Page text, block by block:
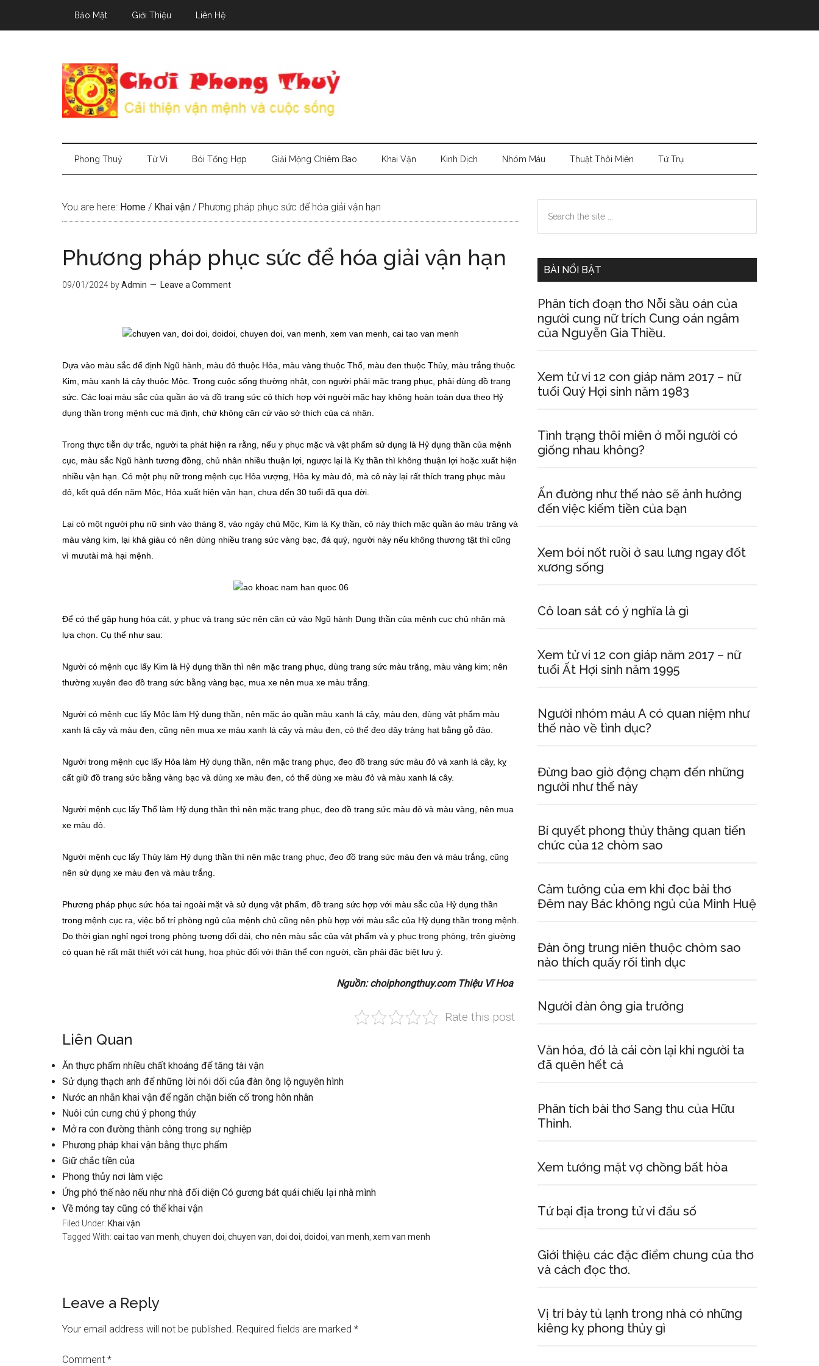
Bảo Mật Giới Thiệu Liên Hệ
Phong Thuỷ Tử Vi Bói Tổng Hợp Giải Mộng Chiêm Bao Khai Vận Kinh Dịch Nhóm Máu Thuật Thôi Miên Tứ Trụ
You are here: Home / Khai vận / Phương pháp phục sức để hóa giải vận hạn
Phương pháp phục sức để hóa giải vận hạn
09/01/2024 byAdmin Leave a Comment
Dựa vào màu sắc để định Ngũ hành, màu đỏ thuộc Hỏa, màu vàng thuộc Thổ, màu đen thuộc Thủy, màu trắng thuộc
Kim, màu xanh lá cây thuộc Mộc. Trong cuộc sống thường nhật, con người phải mặc trang phục, phải dùng đồ trang
sức. Các loại màu sắc của quần áo và đồ trang sức có thích hợp với người mặc hay không hoàn toàn dựa theo Hỷ
dụng thần trong mệnh cục mà định, chứ không căn cứ vào sở thích của cá nhân.
Trong thực tiễn dự trắc, người ta phát hiện ra rằng, nếu y phục mặc và vật phẩm sử dụng là Hỷ dụng thần của mệnh
cục, màu sắc Ngũ hành tương đồng, chủ nhân nhiều thuận lợi, ngược lại là Kỵ thần thì không thuận lợi hoặc xuất hiện
nhiều vận hạn. Có một phụ nữ trong mệnh cục Hỏa vượng, Hỏa kỵ màu đỏ, mà cô này lại rất thích trang phục màu
đỏ, kết quả đến năm Mộc, Hỏa xuất hiện vận hạn, chưa đến 30 tuổi đã qua đời.
Lại có một người phụ nữ sinh vào tháng 8, vào ngày chủ Mộc, Kim là Kỵ thần, cô này thích mặc quần áo màu trăng và
màu vàng kim, lại khá giàu có nên dùng nhiều trang sức vàng bạc, đá quý, người này nếu không thương tật thì cũng
vì mưutài mà hại mệnh.
Để có thể gặp hung hóa cát, y phục và trang sức nên căn cứ vào Ngũ hành Dụng thần của mệnh cục chủ nhân mà
lựa chọn. Cụ thể như sau:
Người có mệnh cục lấy Kim là Hỷ dụng thần thì nên mặc trang phục, dùng trang sức màu trăng, màu vàng kim; nên
thường xuyên đeo đồ trang sức bằng vàng bạc, mua xe nên mua xe màu trắng.
Người có mệnh cục lấy Mộc làm Hỷ dụng thần, nên mặc áo quần màu xanh lá cây, màu đen, dùng vật phẩm màu
xanh lá cây và màu đen, cũng nên mua xe màu xanh lá cây và màu đen, có thể đeo dây tràng hạt bằng gỗ đào.
Người trong mệnh cục lấy Hỏa làm Hỷ dụng thần, nên mặc trang phục, đeo đồ trang sức màu đỏ và xanh lá cây, kỵ
cất giữ đồ trang sức bằng vàng bạc và dùng xe màu đen, có thể dùng xe màu đỏ và màu xanh lá cây.
Người mệnh cục lấy Thổ làm Hỷ dụng thần thì nên mặc trang phục, đeo đồ trang sức màu đỏ và màu vàng, nên mua
xe màu đỏ.
Người mệnh cục lấy Thủy làm Hỷ dụng thần thì nên mặc trang phục, đeo đồ trang sức màu đen và màu trắng, cũng
nên sử dụng xe màu đen và màu trắng.
Phương pháp phục sức hóa tai ngoài mặt và sử dụng vật phẩm, đồ trang sức hợp với màu sắc của Hỷ dụng thần
trong mệnh cục ra, việc bố trí phòng ngủ của mệnh chủ cũng nên phù hợp với màu sắc của Hỷ dụng thần trong mệnh.
Do thời gian nghỉ ngơi trong phòng tương đối dài, cho nên màu sắc của vật phẩm và y phục trong phòng, trên giường
có quan hệ rất mật thiết với cát hung, họa phúc đối với thân thể con người, cần phải đặc biệt lưu ý.
Nguồn: choiphongthuy.com Thiệu Vĩ Hoa
Rate this post
Liên Quan
Ăn thực phẩm nhiều chất khoáng để tăng tài vận
Sử dụng thạch anh để những lời nói dối của đàn ông lộ nguyên hình
Nước an nhẫn khai vận để ngăn chặn biến cố trong hôn nhân
Nuôi cún cưng chú ý phong thủy
Mở ra con đường thành công trong sự nghiệp
Phương pháp khai vận bằng thực phẩm
Giữ chắc tiền của
Phong thủy nơi làm việc
Ứng phó thế nào nếu như nhà đối diện Có gương bát quái chiếu lại nhà mình
Về móng tay cũng có thể khai vận
Filed Under: Khai vận
Tagged With: cai tao van menh chuyen doi chuyen van doi doi doidoi van menh xem van menh
Reader
Interactions
Leave a Reply
Your email address will not be published. Required fields are marked *
Comment *
Primary
Sidebar
the
BÀI NỔI BẬT
Phân tích đoạn thơ Nỗi sầu oán của
người cung nữ trích Cung oán ngâm
của Nguyễn Gia Thiều.
Xem tử vi 12 con giáp năm 2017 – nữ
tuổi Quý Hợi sinh năm 1983
Tình trạng thôi miên ở mỗi người có
giống nhau không?
Ấn đường như thế nào sẽ ảnh hưởng
đến việc kiếm tiền của bạn
Xem bói nốt ruồi ở sau lưng ngay đốt
xương sống
Cô loan sát có ý nghĩa là gì
Xem tử vi 12 con giáp năm 2017 – nữ
tuổi Ất Hợi sinh năm 1995
Người nhóm máu A có quan niệm như
thế nào về tình dục?
Đừng bao giờ động chạm đến những
người như thế này
Bí quyết phong thủy thăng quan tiến
chức của 12 chòm sao
Cảm tưởng của em khi đọc bài thơ
Đêm nay Bác không ngủ của Minh Huệ
Đàn ông trung niên thuộc chòm sao
nào thích quấy rối tình dục
Người đàn ông gia trưởng
Văn hóa, đó là cái còn lại khi người ta
đã quên hết cả
Phân tích bài thơ Sang thu của Hữu
Thỉnh.
Xem tướng mặt vợ chồng bất hòa
Tứ bại địa trong tử vi đẩu số
Giới thiệu các đặc điểm chung của thơ
và cách đọc thơ.
Vị trí bày tủ lạnh trong nhà có những
kiêng kỵ phong thủy gì